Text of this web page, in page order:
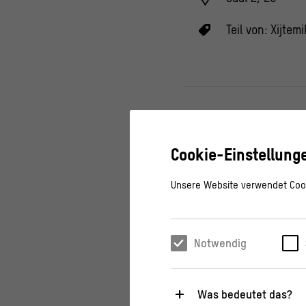
Teil von:
Das „Schallduell“
Zuhörenden
unterschiedlichen
zusammenspielt
Cookie-
Unsere Website verwendet
Notwendig
Was bedeutet das?